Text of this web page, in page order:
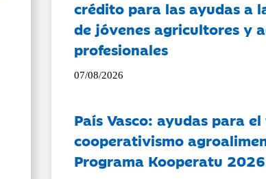
crédito para las ayudas a
de jóvenes agricultores y
profesionales
07/08/2026
País Vasco: ayudas para
cooperativismo
Programa Kooperatu